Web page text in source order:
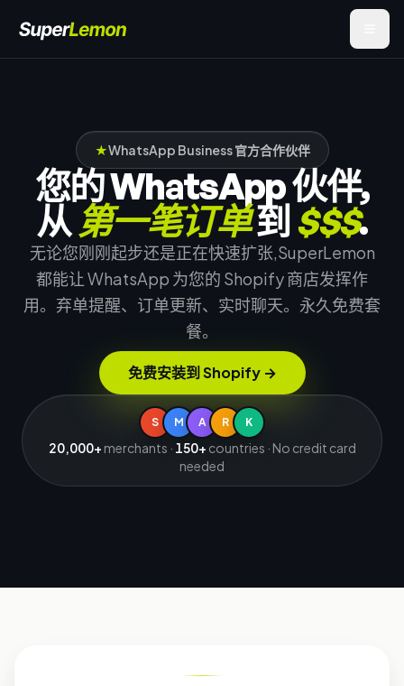
★WhatsApp Business 官方合作伙伴
您的 WhatsApp 伙伴,
从第一笔订单到$$$.
无论您刚刚起步还是正在快速扩张,SuperLemon
都能让 WhatsApp 为您的 Shopify 商店发挥作
用。弃单提醒、订单更新、实时聊天。永久免费套
餐。
免费安装到 Shopify→
S M A R K
20,000+ merchants · 150+ countries · No credit card
needed